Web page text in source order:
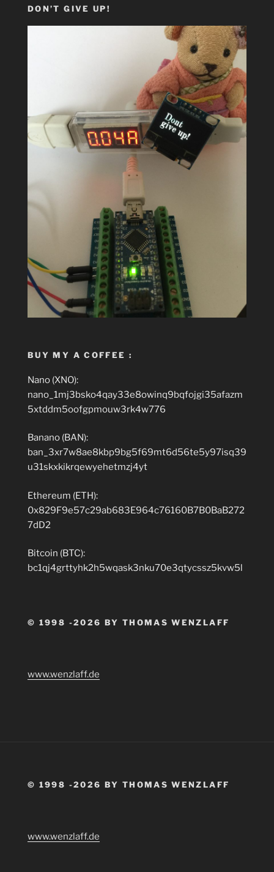
DON’T GIVE UP!
BUY MY A COFFEE :
Nano (XNO):
nano_1mj3bsko4qay33e8owinq9bqfojgi35afazm
5xtddm5oofgpmouw3rk4w776
Banano (BAN):
ban_3xr7w8ae8kbp9bg5f69mt6d56te5y97isq39
u31skxkikrqewyehetmzj4yt
Ethereum (ETH):
0x829F9e57c29ab683E964c76160B7B0BaB272
7dD2
Bitcoin (BTC):
bc1qj4grttyhk2h5wqask3nku70e3qtycssz5kvw5l
© 1998 -2026 BY THOMAS WENZLAFF
www.wenzlaff.de
© 1998 -2026 BY THOMAS WENZLAFF
www.wenzlaff.de